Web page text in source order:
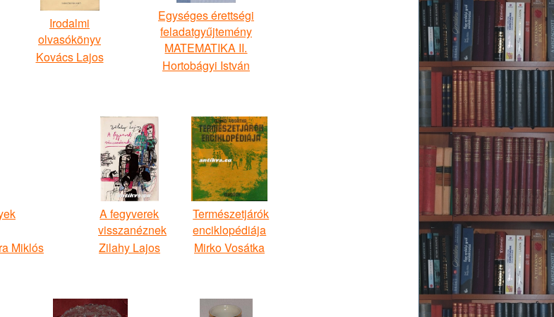
Irodalmi
olvasókönyv
Kovács Lajos
Egységes érettségi
feladatgyűjtemény
MATEMATIKA II.
Hortobágyi István
Miklós
A fegyverek
visszanéznek
Zilahy Lajos
Természetjárók
enciklopédiája
Mirko Vosátka